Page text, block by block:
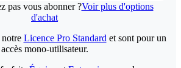
pas vous abonner ?Voir plus d'options
d'achat
Licence Pro Standard et sont pour un
accès mono-utilisateur.